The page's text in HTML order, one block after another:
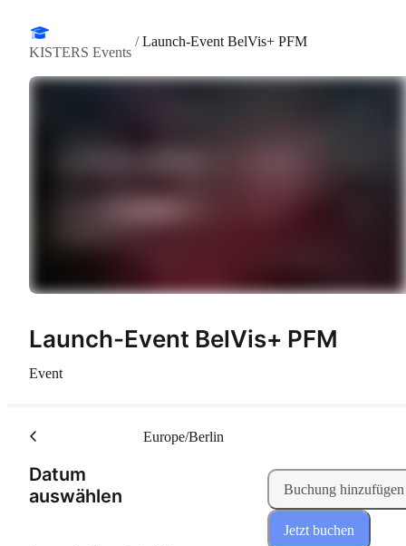
KISTERS Events
/Launch-Event BelVis+ PFM
Launch-Event BelVis+ PFM
Event
Datum
auswählen
Europe/Berlin
Buchung hinzufügen
Jetzt buchen